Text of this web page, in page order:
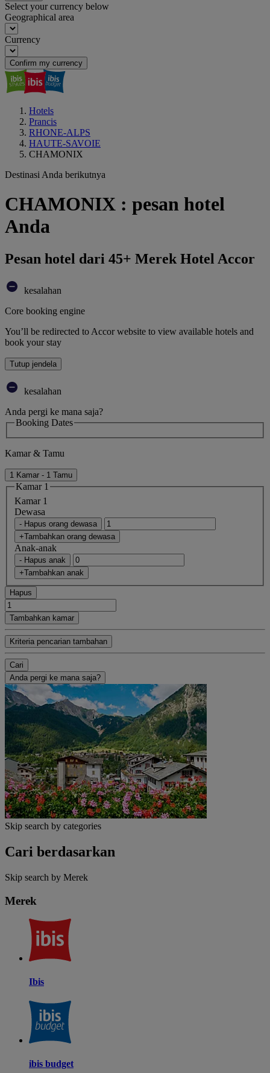
Select your currency below
Geographical area
Currency
Confirm my currency
Hotels
Prancis
RHONE-ALPS
HAUTE-SAVOIE
CHAMONIX
Destinasi Anda berikutnya
CHAMONIX : pesan hotel
Anda
Pesan hotel dari 45+ Merek Hotel Accor
kesalahan
Core booking engine
You’ll be redirected to Accor website to view available hotels and
book your stay
Tutup jendela
kesalahan
Anda pergi ke mana saja?
Booking Dates
Kamar & Tamu
1 Kamar - 1 Tamu
Kamar 1
Kamar 1
Dewasa
- Hapus orang dewasa
+Tambahkan orang dewasa
Anak-anak
- Hapus anak
+Tambahkan anak
Hapus
Tambahkan kamar
Kriteria pencarian tambahan
Cari
Anda pergi ke mana saja?
Skip search by categories
Cari berdasarkan
Skip search by Merek
Merek
Ibis
ibis budget